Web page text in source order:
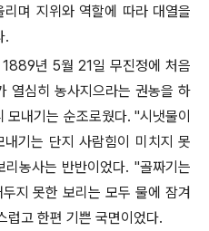
며 지위와 역할에 따라 대열을
.
1889년 5월 21 일 무진정에 처음
열심히 농사지으라는 권농을 하
모내기는 순조로웠다. "시냇물이
기는 단지 사람힘이 미치지 못
리농사는 반반이었다. "골짜기는
지 못한 보리는 모두 물에 잠겨
럽고 한편 기쁜 국면이었다.